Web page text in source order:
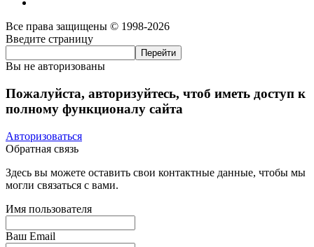
Все права защищены © 1998-2026
Введите страницу
Вы не авторизованы
Пожалуйста, авторизуйтесь, чтоб иметь доступ к
полному функционалу сайта
Авторизоваться
Обратная связь
Здесь вы можете оставить свои контактные данные, чтобы мы
могли связаться с вами.
Имя пользователя
Ваш Email